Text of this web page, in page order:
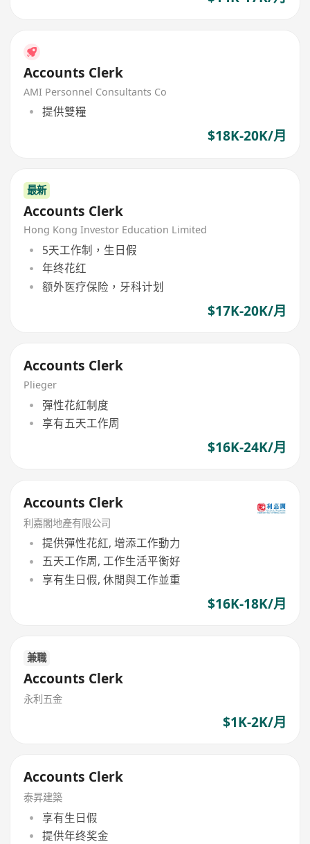
Accounts Clerk
AMI Personnel Consultants Co
提供雙糧
$18K-20K/月
最新
Accounts Clerk
Hong Kong Investor Education Limited
5天工作制，生日假
年终花红
额外医疗保险，牙科计划
$17K-20K/月
Accounts Clerk
Plieger
彈性花紅制度
享有五天工作周
$16K-24K/月
Accounts Clerk
利嘉閣地產有限公司
提供彈性花紅, 增添工作動力
五天工作周, 工作生活平衡好
享有生日假, 休閒與工作並重
$16K-18K/月
兼職
Accounts Clerk
永利五金
$1K-2K/月
Accounts Clerk
泰昇建築
享有生日假
提供年终奖金